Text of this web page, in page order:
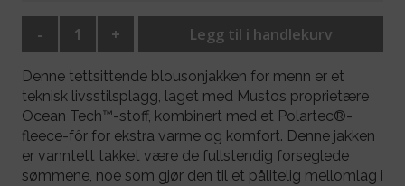
- + Legg til i handlekurv
Denne tettsittende blousonjakken for menn er et
teknisk livsstilsplagg, laget med Mustos proprietære
Ocean Tech™-stoff, kombinert med et Polartec®-
fleece-fôr for ekstra varme og komfort. Denne jakken
er vanntett takket være de fullstendig forseglede
sømmene, noe som gjør den til et pålitelig mellomlag i